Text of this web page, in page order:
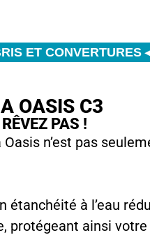
ET CONVERTURES
OASIS C3
PAS !
Oasis n’est pas
étanchéité à l’eau
protégeant ainsi